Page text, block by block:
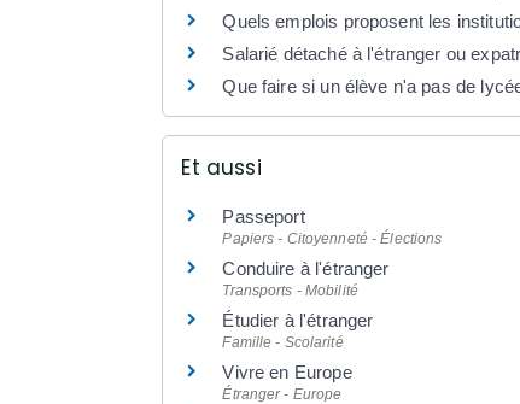
Quels emplois proposent les
Salarié détaché à l'étranger ou
Que faire si un élève n'a pas de
Et aussi
Passeport
Papiers - Citoyenneté - Élections
Conduire à l'étranger
Transports - Mobilité
Étudier à l'étranger
Famille - Scolarité
Vivre en Europe
Étranger - Europe